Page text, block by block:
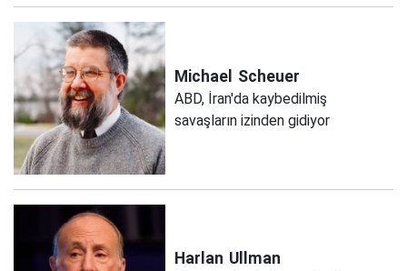
Michael Scheuer
ABD, İran'da kaybedilmiş
savaşların izinden gidiyor
Harlan Ullman